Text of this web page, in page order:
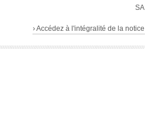
SA
› Accédez à l'intégralité de la notice